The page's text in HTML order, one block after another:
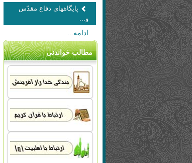
پایگاههای دفاع مقدّس
و...
ادامه...
مطالب خواندنی